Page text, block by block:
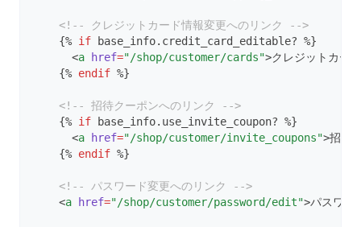
<!-- クレジットカード情報変更へのリンク -->
    {%
if base_info.credit_card_editable? %}
      <
a href="/shop/customer/cards">クレジットカー
    {%
endif %}
<!-- 招待クーポンへのリンク -->
    {%
if base_info.use_invite_coupon? %}
      <
a href="/shop/customer/invite_coupons">招待
    {%
endif %}
<!-- パスワード変更へのリンク -->
    <
a href="/shop/customer/password/edit">パスワー